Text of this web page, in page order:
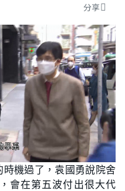
分享
時機過了，袁國勇說院舍
會在第五波付出很大代